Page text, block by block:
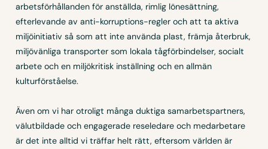
arbetsförhållanden för anställda, rimlig lönesättning,
efterlevande av anti-korruptions-regler och att ta aktiva
miljöinitiativ så som att inte använda plast, främja återbruk,
miljövänliga transporter som lokala tågförbindelser, socialt
arbete och en miljökritisk inställning och en allmän
kulturförståelse.
Även om vi har otroligt många duktiga samarbetspartners,
välutbildade och engagerade reseledare och medarbetare
är det inte alltid vi träffar helt rätt, eftersom världen är